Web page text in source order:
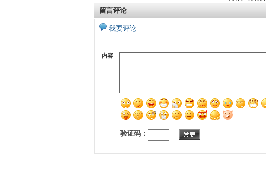
留言评论
我要评论
内容
验证码：